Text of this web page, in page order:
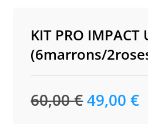
KIT PRO IMPACT
(6marrons/
60,00€Le
prix
49,00€Le